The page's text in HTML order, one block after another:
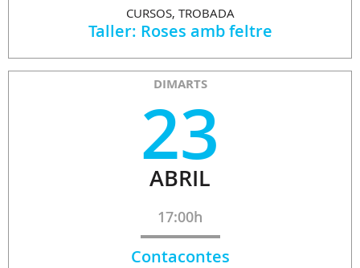
CURSOS, TROBADA
Taller: Roses amb feltre
DIMARTS
23
ABRIL
17:00h
Contacontes